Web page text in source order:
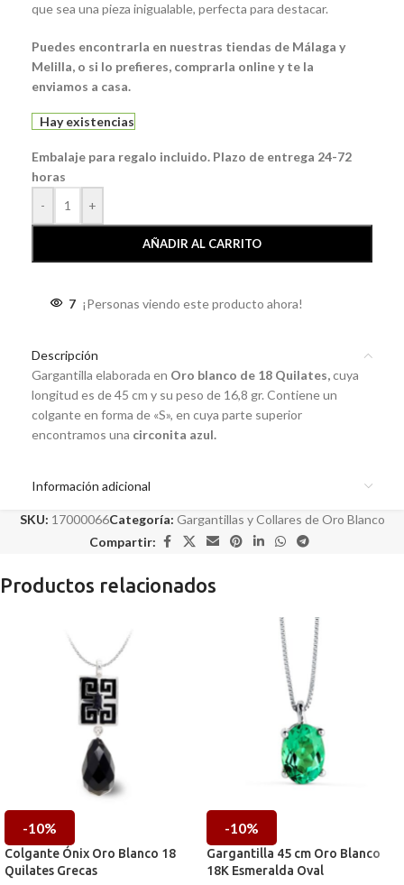
que sea una pieza inigualable, perfecta para destacar.
Puedes encontrarla en nuestras tiendas de Málaga y
Melilla, o si lo prefieres, comprarla online y te la
enviamos a casa.
Hay existencias
Embalaje para regalo incluido. Plazo de entrega 24-72
horas
-
+
AÑADIR AL CARRITO
7 ¡Personas viendo este producto ahora!
Descripción
Gargantilla elaborada en Oro blanco de 18 Quilates,cuya
longitud es de 45 cm y su peso de 16,8 gr. Contiene un
colgante en forma de «S», en cuya parte superior
encontramos una circonita azul.
Información adicional
SKU: 17000066Categoría: Gargantillas y Collares de Oro Blanco
Compartir:
Productos relacionados
-10%
Colgante Ónix Oro Blanco 18
Quilates Grecas
-10%
Gargantilla 45 cm Oro Blanco
18K Esmeralda Oval